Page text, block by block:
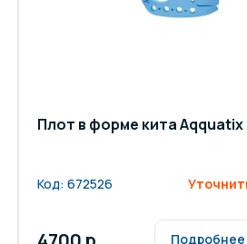
Плот в форме кита Aqquatix
Код: 672526
Подробнее